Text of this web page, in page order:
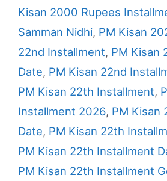
Kisan 2000 Rupees
Samman Nidhi, PM Kisan
22nd Installment, PM Kisan
Date, PM Kisan 22nd
PM Kisan 22th Installment,
Installment 2026, PM Kisan
Date, PM Kisan 22th
PM Kisan 22th Installment
PM Kisan 22th Installment